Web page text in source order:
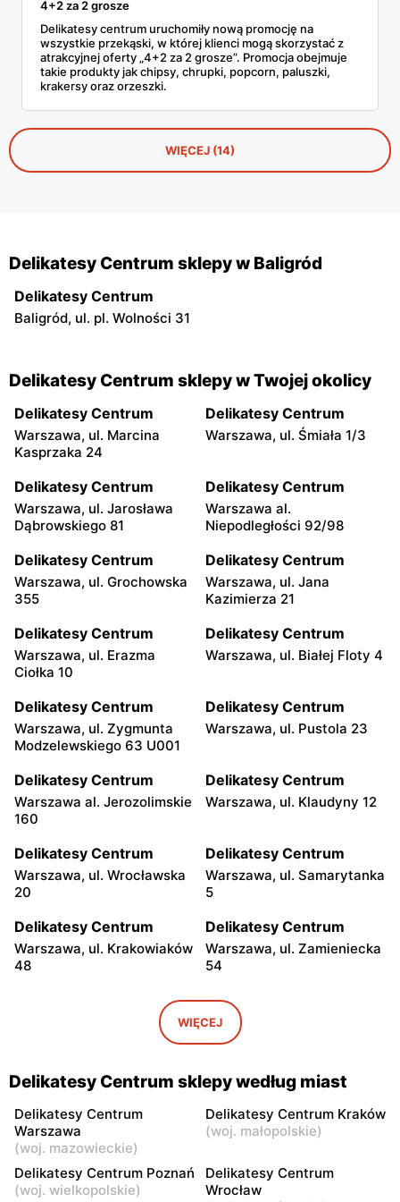
4+2 za 2 grosze
Delikatesy centrum uruchomiły nową promocję na
wszystkie przekąski, w której klienci mogą skorzystać z
atrakcyjnej oferty „4+2 za 2 grosze”. Promocja obejmuje
takie produkty jak chipsy, chrupki, popcorn, paluszki,
krakersy oraz orzeszki.
WIĘCEJ (14)
Delikatesy Centrum sklepy w Baligród
Delikatesy Centrum
Baligród, ul. pl. Wolności 31
Delikatesy Centrum sklepy w Twojej okolicy
Delikatesy Centrum
Warszawa, ul. Marcina
Kasprzaka 24
Delikatesy Centrum
Warszawa, ul. Śmiała 1/3
Delikatesy Centrum
Warszawa, ul. Jarosława
Dąbrowskiego 81
Delikatesy Centrum
Warszawa al.
Niepodległości 92/98
Delikatesy Centrum
Warszawa, ul. Grochowska
355
Delikatesy Centrum
Warszawa, ul. Jana
Kazimierza 21
Delikatesy Centrum
Warszawa, ul. Erazma
Ciołka 10
Delikatesy Centrum
Warszawa, ul. Białej Floty 4
Delikatesy Centrum
Warszawa, ul. Zygmunta
Modzelewskiego 63 U001
Delikatesy Centrum
Warszawa, ul. Pustola 23
Delikatesy Centrum
Warszawa al. Jerozolimskie
160
Delikatesy Centrum
Warszawa, ul. Klaudyny 12
Delikatesy Centrum
Warszawa, ul. Wrocławska
20
Delikatesy Centrum
Warszawa, ul. Samarytanka
5
Delikatesy Centrum
Warszawa, ul. Krakowiaków
48
Delikatesy Centrum
Warszawa, ul. Zamieniecka
54
Delikatesy Centrum
Warszawa, ul. Franciszka
Kawy 44
Delikatesy Centrum
Warszawa, ul. Kłobucka 8b
Delikatesy Centrum
Warszawa, ul. Béli Bartóka
8
Delikatesy Centrum
Warszawa, ul. Dzieci
Warszawy 40a
Warszawa, ul. Starodęby 8
WIĘCEJ
Delikatesy Centrum sklepy według miast
Delikatesy Centrum
Warszawa
(woj. mazowieckie)
Delikatesy Centrum Kraków
(woj. małopolskie)
Delikatesy Centrum Poznań
(woj. wielkopolskie)
Delikatesy Centrum
Wrocław